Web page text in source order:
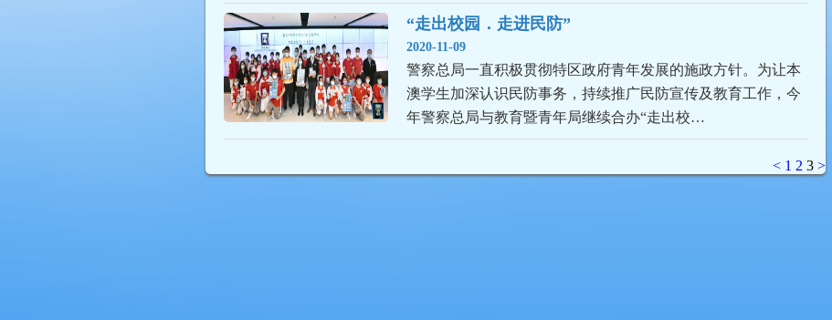
“走出校园．走进民防”
2020-11-09
警察总局一直积极贯彻特区政府青年发展的施政方针。为让本
澳学生加深认识民防事务，持续推广民防宣传及教育工作，今
年警察总局与教育暨青年局继续合办“走出校…
< 1 2 3 >